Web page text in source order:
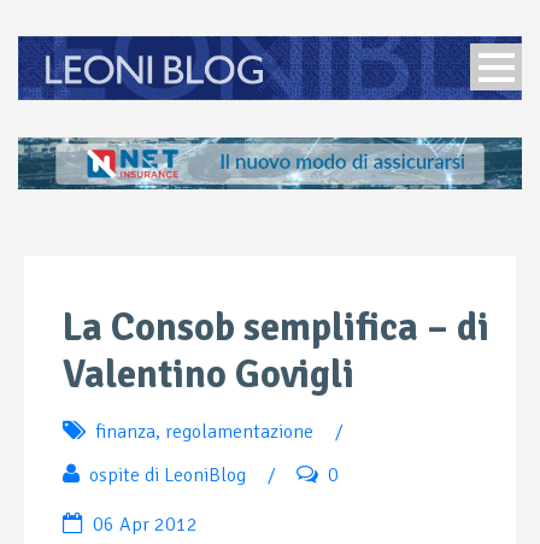
La Consob semplifica – di
Valentino Govigli
finanza, regolamentazione
/
ospite di LeoniBlog
/ 0
06 Apr 2012